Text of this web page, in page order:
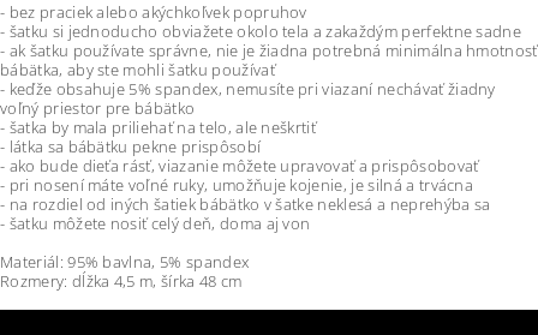
- bez praciek alebo akýchkoľvek popruhov
- šatku si jednoducho obviažete okolo tela a zakaždým perfektne sadne
- ak šatku používate správne, nie je žiadna potrebná minimálna hmotnosť
bábätka, aby ste mohli šatku používať
- keďže obsahuje 5% spandex, nemusíte pri viazaní nechávať žiadny
voľný priestor pre bábätko
- šatka by mala priliehať na telo, ale neškrtiť
- látka sa bábätku pekne prispôsobí
- ako bude dieťa rásť, viazanie môžete upravovať a prispôsobovať
- pri nosení máte voľné ruky, umožňuje kojenie, je silná a trvácna
- na rozdiel od iných šatiek bábätko v šatke neklesá a neprehýba sa
- šatku môžete nosiť celý deň, doma aj von
Materiál: 95% bavlna, 5% spandex
Rozmery: dĺžka 4,5 m, šírka 48 cm